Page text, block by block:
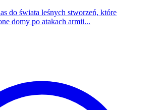
do świata leśnych stworzeń, które
domy po atakach armii...